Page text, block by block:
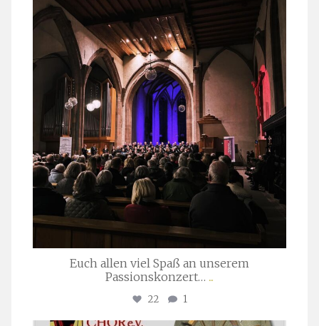
stuttgarter_oratorienchor
März 24
Euch allen viel Spaß an unserem
Passionskonzert… ...
22 1